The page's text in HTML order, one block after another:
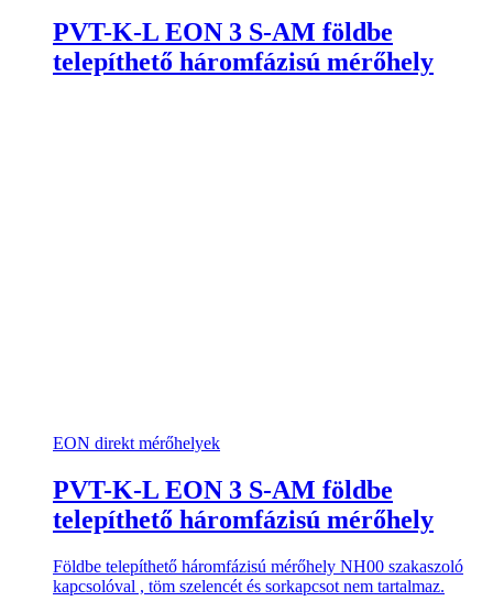
PVT-K-L EON 3 S-AM földbe
telepíthető háromfázisú mérőhely
EON direkt mérőhelyek
PVT-K-L EON 3 S-AM földbe
telepíthető háromfázisú mérőhely
Földbe telepíthető háromfázisú mérőhely NH00 szakaszoló
kapcsolóval , töm szelencét és sorkapcsot nem tartalmaz.